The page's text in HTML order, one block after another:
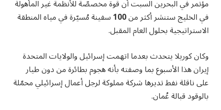
مؤتمر في البحرين السبت أن قوة مخصصّة للأنظمة غير المأهولة
في الخليج ستنشر أكثر من100سفينة مُسيّرة في مياه المنطقة
الاستراتيجية بحلول العام المقبل.
وكان كوريلا يتحدث بعدما اتهمت إسرائيل والولايات المتحدة
إيران هذا الأسبوع بما وصفته بأنه هجوم بطائرة من دون طيار
على ناقلة نفط تديرها شركة مملوكة لرجل أعمال إسرائيلي محمّلة
بالوقود قبالة عُمان.